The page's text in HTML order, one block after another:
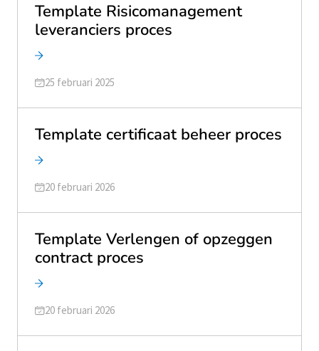
Template Risicomanagement
leveranciers proces
Geüpdatet op
25 februari 2025
Template certificaat beheer proces
Geüpdatet op
20 februari 2026
Template Verlengen of opzeggen
contract proces
Geüpdatet op
20 februari 2026